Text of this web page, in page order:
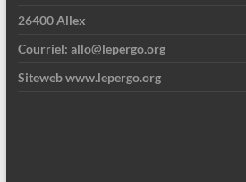
26400 Allex
Courriel: allo@lepergo.org
Siteweb www.lepergo.org